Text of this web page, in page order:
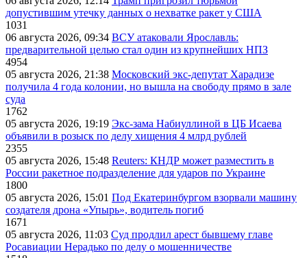
допустившим утечку данных о нехватке ракет у США
1031
06 августа 2026, 09:34 ВСУ атаковали Ярославль:
предварительной целью стал один из крупнейших НПЗ
4954
05 августа 2026, 21:38 Московский экс-депутат Харадизе
получила 4 года колонии, но вышла на свободу прямо в зале
суда
1762
05 августа 2026, 19:19 Экс-зама Набиуллиной в ЦБ Исаева
объявили в розыск по делу хищения 4 млрд рублей
2355
05 августа 2026, 15:48 Reuters: КНДР может разместить в
России ракетное подразделение для ударов по Украине
1800
05 августа 2026, 15:01 Под Екатеринбургом взорвали машину
создателя дрона «Упырь», водитель погиб
1671
05 августа 2026, 11:03 Суд продлил арест бывшему главе
Росавиации Нерадько по делу о мошенничестве